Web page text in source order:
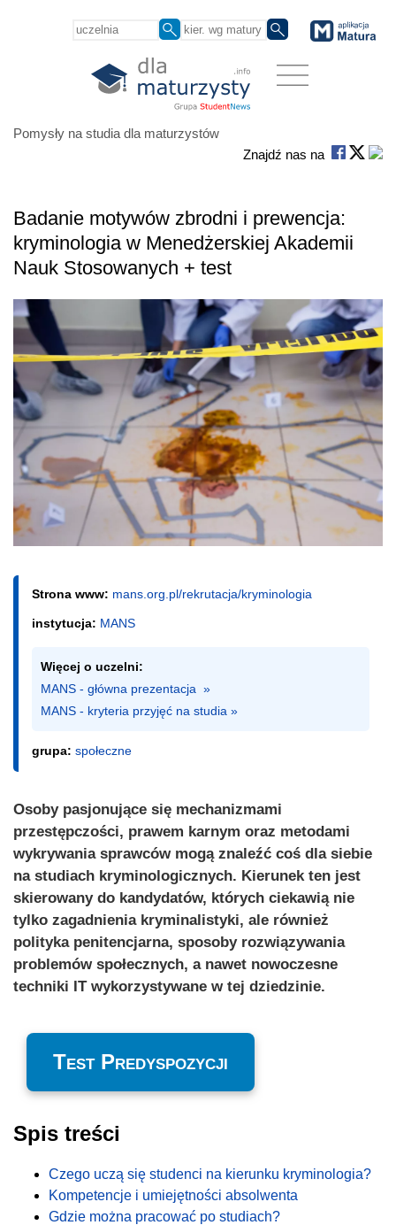
Pomysły na studia dla maturzystów
Znajdź nas na
Badanie motywów zbrodni i prewencja:
kryminologia w Menedżerskiej Akademii
Nauk Stosowanych + test
Strona www: mans.org.pl/rekrutacja/kryminologia
instytucja: MANS
Więcej o uczelni:
MANS - główna prezentacja  »
MANS - kryteria przyjęć na studia »
grupa: społeczne
Osoby pasjonujące się mechanizmami
przestępczości, prawem karnym oraz metodami
wykrywania sprawców mogą znaleźć coś dla siebie
na studiach kryminologicznych. Kierunek ten jest
skierowany do kandydatów, których ciekawią nie
tylko zagadnienia kryminalistyki, ale również
polityka penitencjarna, sposoby rozwiązywania
problemów społecznych, a nawet nowoczesne
techniki IT wykorzystywane w tej dziedzinie.
Test Predyspozycji
Spis treści
Czego uczą się studenci na kierunku kryminologia?
Kompetencje i umiejętności absolwenta
Gdzie można pracować po studiach?